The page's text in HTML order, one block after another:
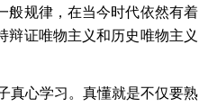
般规律，在当今时代依然有着
辩证唯物主义和历史唯物主义
真心学习。真懂就是不仅要熟